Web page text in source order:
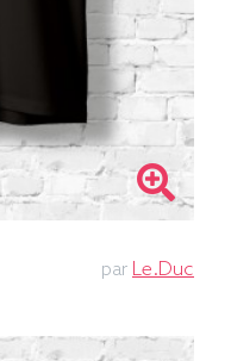
par Le.duc